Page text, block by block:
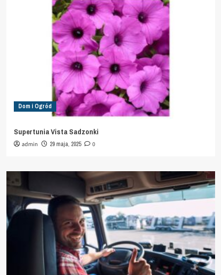
Dom i Ogród
Supertunia Vista Sadzonki
admin 29 maja, 2025 0